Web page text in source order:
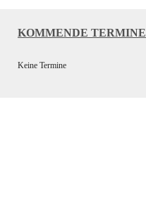
KOMMENDE TERMINE
Keine Termine